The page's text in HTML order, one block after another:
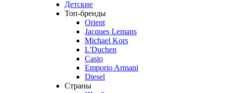
Детские
Топ-бренды
Orient
Jacques Lemans
Michael Kors
L'Duchen
Casio
Emporio Armani
Diesel
Страны